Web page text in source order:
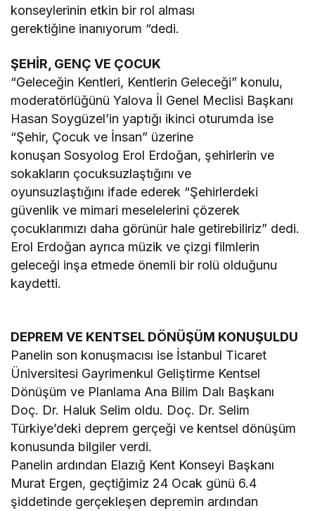
konseylerinin etkin bir rol alması
gerektiğine inanıyorum “dedi.
ŞEHİR, GENÇ VE ÇOCUK
“Geleceğin Kentleri, Kentlerin Geleceği” konulu,
moderatörlüğünü Yalova İl Genel Meclisi Başkanı
Hasan Soygüzel’in yaptığı ikinci oturumda ise
“Şehir, Çocuk ve İnsan” üzerine
konuşan Sosyolog Erol Erdoğan, şehirlerin ve
sokakların çocuksuzlaştığını ve
oyunsuzlaştığını ifade ederek “Şehirlerdeki
güvenlik ve mimari meselelerini çözerek
çocuklarımızı daha görünür hale getirebiliriz” dedi.
Erol Erdoğan ayrıca müzik ve çizgi filmlerin
geleceği inşa etmede önemli bir rolü olduğunu
kaydetti.
DEPREM VE KENTSEL DÖNÜŞÜM KONUŞULDU
Panelin son konuşmacısı ise İstanbul Ticaret
Üniversitesi Gayrimenkul Geliştirme Kentsel
Dönüşüm ve Planlama Ana Bilim Dalı Başkanı
Doç. Dr. Haluk Selim oldu. Doç. Dr. Selim
Türkiye’deki deprem gerçeği ve kentsel dönüşüm
konusunda bilgiler verdi.
Panelin ardından Elazığ Kent Konseyi Başkanı
Murat Ergen, geçtiğimiz 24 Ocak günü 6.4
şiddetinde gerçekleşen depremin ardından